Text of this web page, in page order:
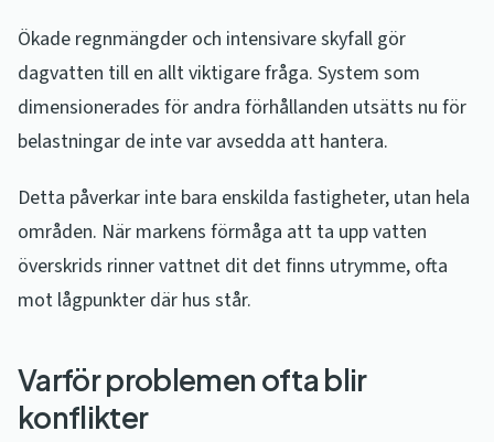
Ökade regnmängder och intensivare skyfall gör
dagvatten till en allt viktigare fråga. System som
dimensionerades för andra förhållanden utsätts nu för
belastningar de inte var avsedda att hantera.
Detta påverkar inte bara enskilda fastigheter, utan hela
områden. När markens förmåga att ta upp vatten
överskrids rinner vattnet dit det finns utrymme, ofta
mot lågpunkter där hus står.
Varför problemen ofta blir
konflikter